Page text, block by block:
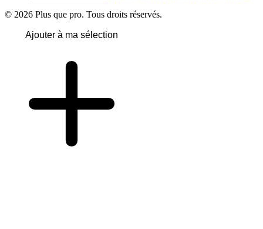
© 2026 Plus que pro. Tous droits réservés.
Ajouter à ma sélection